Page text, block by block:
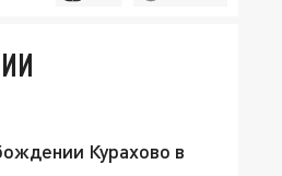
Курахово в